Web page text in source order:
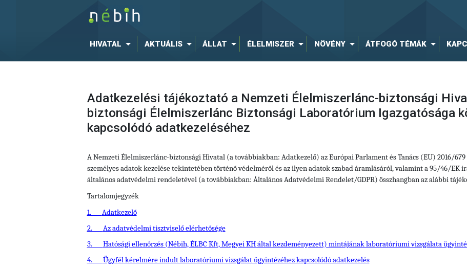
HIVATAL AKTUÁLIS ÁLLAT ÉLELMISZER NÖVÉNY ÁTFOGÓ TÉMÁK
Adatkezelési tájékoztató a Nemzeti Élelmiszerlánc-biztonsági
biztonsági Élelmiszerlánc Biztonsági Laboratórium Igazgatósága
kapcsolódó adatkezeléséhez
A Nemzeti Élelmiszerlánc-biztonsági Hivatal (a továbbiakban: Adatkezelő) az Európai Parlament és Tanács (EU) 2016/
személyes adatok kezelése tekintetében történő védelméről és az ilyen adatok szabad áramlásáról, valamint a 95/46/EK
általános adatvédelmi rendeletével (a továbbiakban: Általános Adatvédelmi Rendelet/GDPR) összhangban az alábbi
Tartalomjegyzék
1.
Adatkezelő
2.
Az adatvédelmi tisztviselő elérhetősége
3.
Hatósági ellenőrzés (Nébih, ÉLBC Kft, Megyei KH által kezdeményezett) mintájának laboratóriumi vizsgálata
4.
Ügyfél kérelmére indult laboratóriumi vizsgálat ügyintézéhez kapcsolódó adatkezelés